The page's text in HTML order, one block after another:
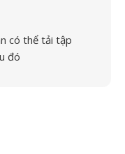
có thể tải tập
đó